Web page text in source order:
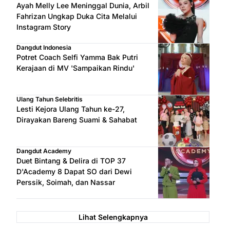
Ayah Melly Lee Meninggal Dunia, Arbil
Fahrizan Ungkap Duka Cita Melalui
Instagram Story
Dangdut Indonesia
Potret Coach Selfi Yamma Bak Putri
Kerajaan di MV 'Sampaikan Rindu'
Ulang Tahun Selebritis
Lesti Kejora Ulang Tahun ke-27,
Dirayakan Bareng Suami & Sahabat
Dangdut Academy
Duet Bintang & Delira di TOP 37
D'Academy 8 Dapat SO dari Dewi
Perssik, Soimah, dan Nassar
Lihat Selengkapnya